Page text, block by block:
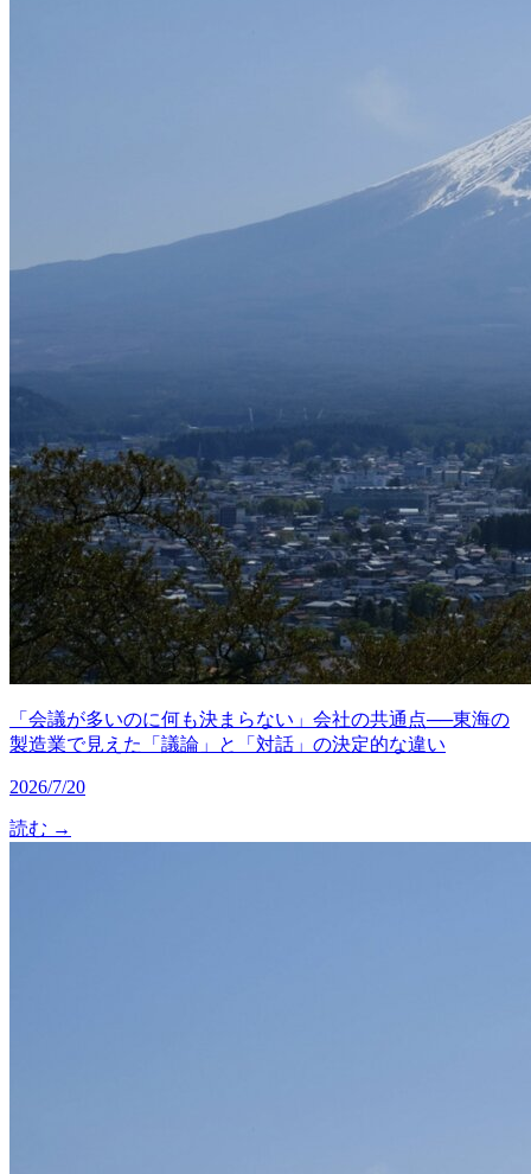
「会議が多いのに何も決まらない」会社の共通点──東海の
製造業で見えた「議論」と「対話」の決定的な違い
2026/7/20
読む →